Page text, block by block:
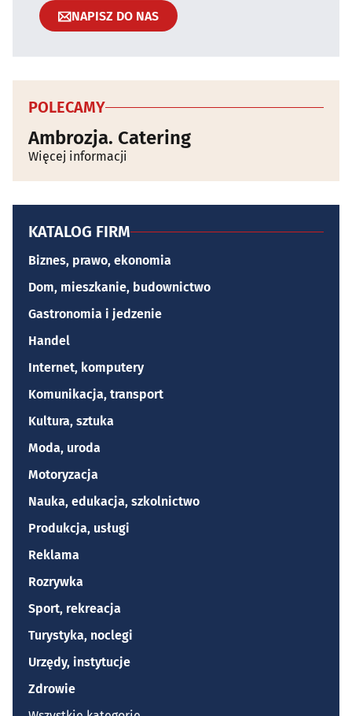
NAPISZ DO NAS
POLECAMY
Ambrozja. Catering
Więcej informacji
KATALOG FIRM
Biznes, prawo, ekonomia
Dom, mieszkanie, budownictwo
Gastronomia i jedzenie
Handel
Internet, komputery
Komunikacja, transport
Kultura, sztuka
Moda, uroda
Motoryzacja
Nauka, edukacja, szkolnictwo
Produkcja, usługi
Reklama
Rozrywka
Sport, rekreacja
Turystyka, noclegi
Urzędy, instytucje
Zdrowie